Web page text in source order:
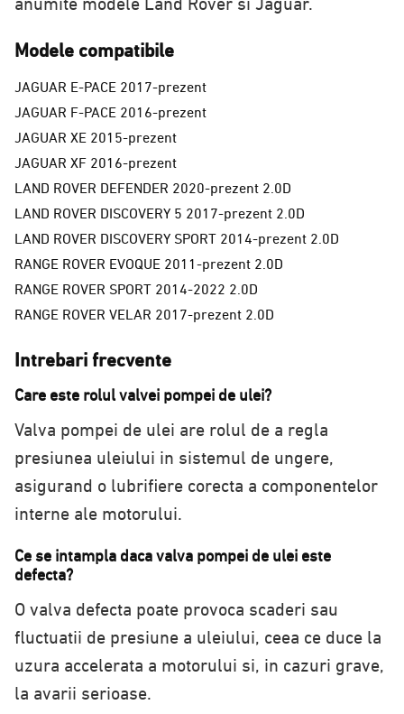
Modele compatibile
JAGUAR E-PACE 2017-prezent
JAGUAR F-PACE 2016-prezent
JAGUAR XE 2015-prezent
JAGUAR XF 2016-prezent
LAND ROVER DEFENDER 2020-prezent 2.0D
LAND ROVER DISCOVERY 5 2017-prezent 2.0D
LAND ROVER DISCOVERY SPORT 2014-prezent 2.0D
RANGE ROVER EVOQUE 2011-prezent 2.0D
RANGE ROVER SPORT 2014-2022 2.0D
RANGE ROVER VELAR 2017-prezent 2.0D
Intrebari frecvente
Care este rolul valvei pompei de ulei?
Valva pompei de ulei are rolul de a regla
presiunea uleiului in sistemul de ungere,
asigurand o lubrifiere corecta a componentelor
interne ale motorului.
Ce se intampla daca valva pompei de ulei este
defecta?
O valva defecta poate provoca scaderi sau
fluctuatii de presiune a uleiului, ceea ce duce la
uzura accelerata a motorului si, in cazuri grave,
la avarii serioase.